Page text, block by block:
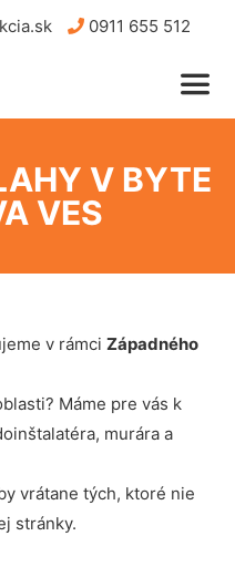
0911 655 512
V BYTE
VES
v rámci Západného
Máme pre vás k
murára a
vrátane tých, ktoré nie
stránky.